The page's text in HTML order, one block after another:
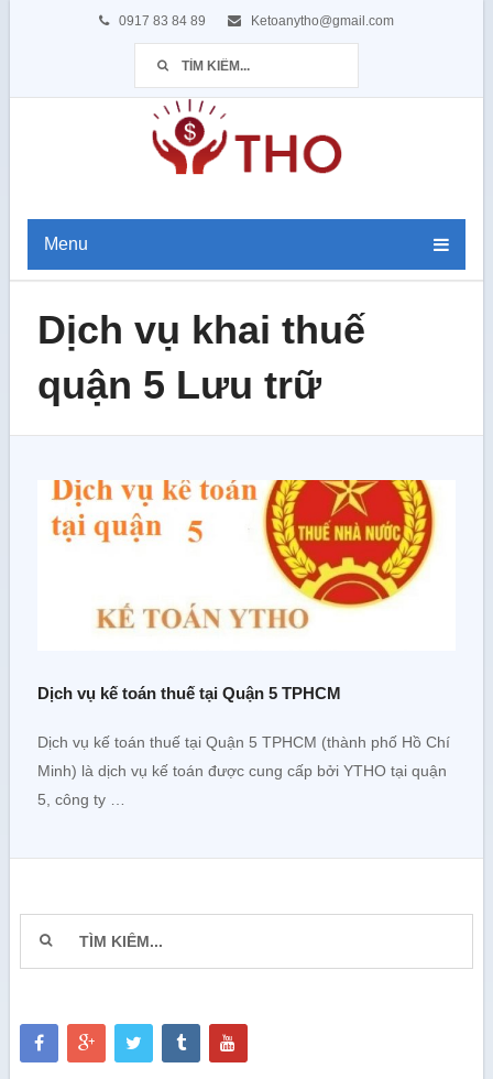
0917 83 84 89 Ketoanytho@gmail.com
Menu
Dịch vụ khai thuế
quận 5 Lưu trữ
Dịch vụ kế toán thuế tại Quận 5 TPHCM
Dịch vụ kế toán thuế tại Quận 5 TPHCM (thành phố Hồ Chí
Minh) là dịch vụ kế toán được cung cấp bởi YTHO tại quận
5, công ty …